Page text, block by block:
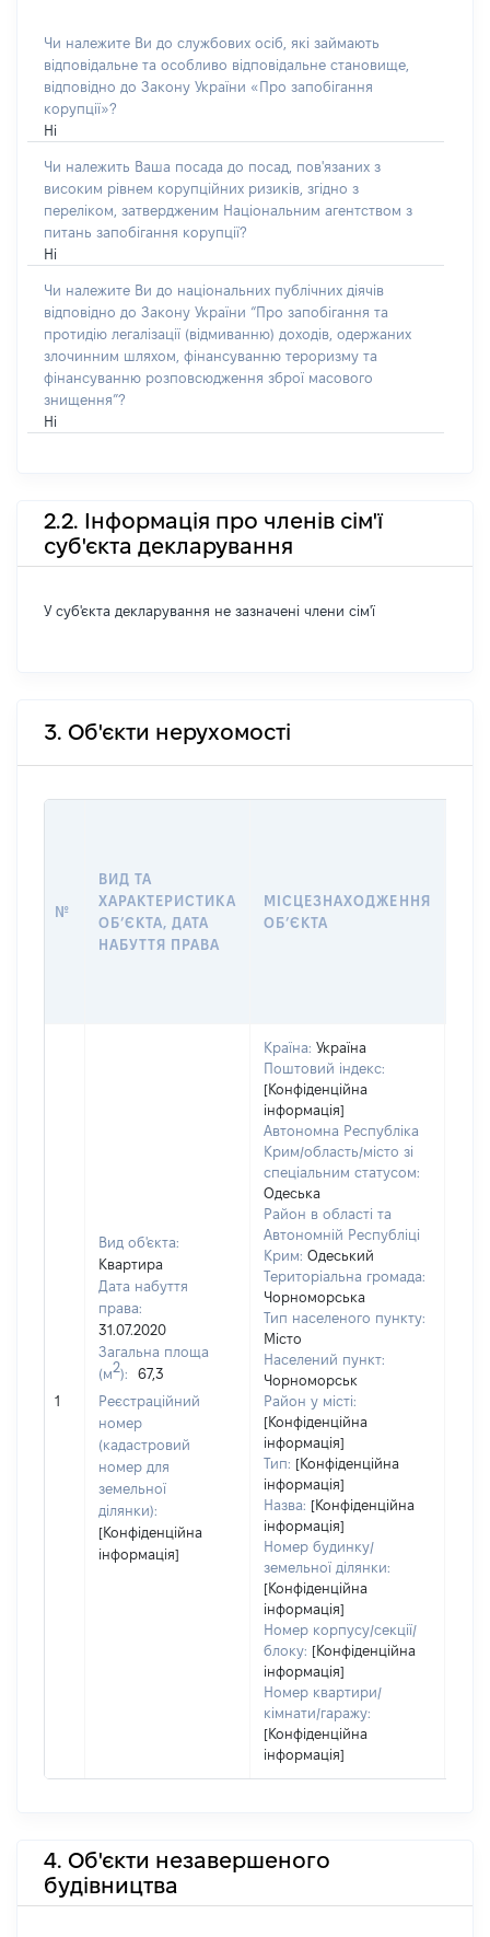
Чи належите Ви до службових осіб, які займають
відповідальне та особливо відповідальне становище,
відповідно до Закону України «Про запобігання
корупції»?
Ні
Чи належить Ваша посада до посад, пов'язаних з
високим рівнем корупційних ризиків, згідно з
переліком, затвердженим Національним агентством з
питань запобігання корупції?
Ні
Чи належите Ви до національних публічних діячів
відповідно до Закону України “Про запобігання та
протидію легалізації (відмиванню) доходів, одержаних
злочинним шляхом, фінансуванню тероризму та
фінансуванню розповсюдження зброї масового
знищення”?
Ні
2.2. Інформація про членів сім'ї
суб'єкта декларування
У суб'єкта декларування не зазначені члени сім'ї
3. Об'єкти нерухомості
№
ВИД ТА
ХАРАКТЕРИСТИКА
ОБʼЄКТА, ДАТА
НАБУТТЯ ПРАВА
МІСЦЕЗНАХОДЖЕННЯ
ОБʼЄКТА
1
Вид об'єкта:
Квартира
Дата набуття
права:
31.07.2020
Загальна площа
(м2):
67,3
Реєстраційний
номер
(кадастровий
номер для
земельної
ділянки):
[Конфіденційна
інформація]
Країна: Україна
Поштовий індекс:
[Конфіденційна
інформація]
Автономна Республіка
Крим/область/місто зі
спеціальним статусом:
Одеська
Район в області та
Автономній Республіці
Крим: Одеський
Територіальна громада:
Чорноморська
Тип населеного пункту:
Місто
Населений пункт:
Чорноморськ
Район у місті:
[Конфіденційна
інформація]
Тип: [Конфіденційна
інформація]
Назва: [Конфіденційна
інформація]
Номер будинку/
земельної ділянки:
[Конфіденційна
інформація]
Номер корпусу/секції/
блоку: [Конфіденційна
інформація]
Номер квартири/
кімнати/гаражу:
[Конфіденційна
інформація]
4. Об'єкти незавершеного
будівництва